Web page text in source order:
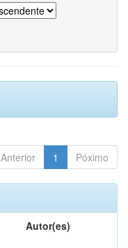
Anterior 1 Póximo
Autor(es)